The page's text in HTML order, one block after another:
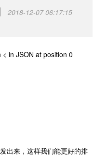
2018-12-07 06:17:15
in JSON at position 0
出来，这样我们能更好的排